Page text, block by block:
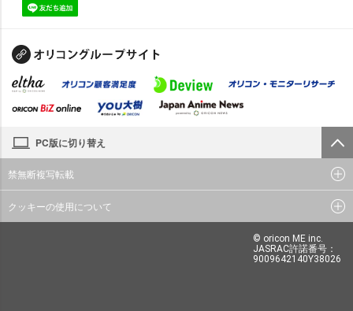
PC版に切り替え
禁無断複写転載
クッキーの使用について
© oricon ME inc.
JASRAC許諾番号：
9009642140Y38026